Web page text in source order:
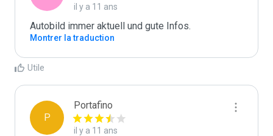
il y a 11 ans
Autobild immer aktuell und gute Infos.
Montrer la traduction
Utile
P
Portafino
il y a 11 ans